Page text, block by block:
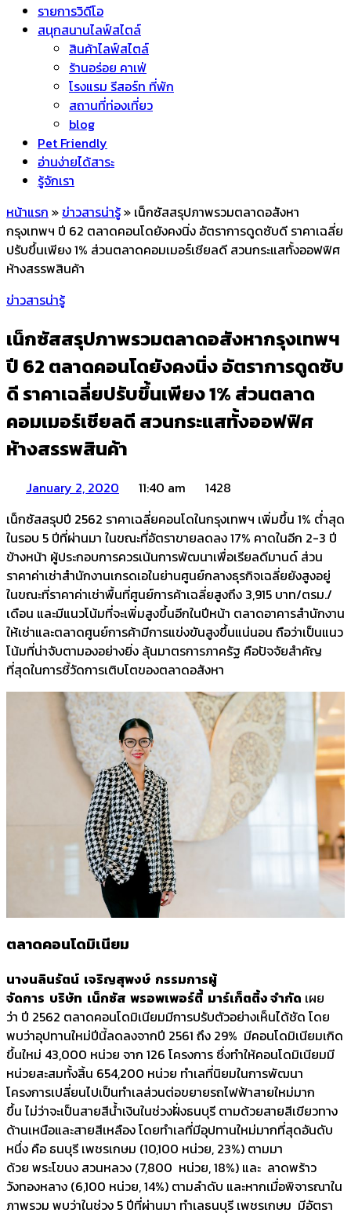
รายการวิดีโอ
สนุกสนานไลฟ์สไตล์
สินค้าไลฟ์สไตล์
ร้านอร่อย คาเฟ่
โรงแรม รีสอร์ท ที่พัก
สถานที่ท่องเที่ยว
blog
Pet Friendly
อ่านง่ายได้สาระ
รู้จักเรา
หน้าแรก »ข่าวสารน่ารู้» เน็กซัสสรุปภาพรวมตลาดอสังหา
กรุงเทพฯ ปี 62 ตลาดคอนโดยังคงนิ่ง อัตราการดูดซับดี ราคาเฉลี่ย
ปรับขึ้นเพียง 1% ส่วนตลาดคอมเมอร์เชียลดี สวนกระแสทั้งออฟฟิศ
ห้างสรรพสินค้า
ข่าวสารน่ารู้
เน็กซัสสรุปภาพรวมตลาดอสังหากรุงเทพฯ
ปี 62 ตลาดคอนโดยังคงนิ่ง อัตราการดูดซับ
ดี ราคาเฉลี่ยปรับขึ้นเพียง 1% ส่วนตลาด
คอมเมอร์เชียลดี สวนกระแสทั้งออฟฟิศ
ห้างสรรพสินค้า
January 2, 2020 11:40 am
1428
เน็กซัสสรุปปี 2562 ราคาเฉลี่ยคอนโดในกรุงเทพฯ เพิ่มขึ้น 1% ต่ำสุด
ในรอบ 5 ปีที่ผ่านมา ในขณะที่อัตราขายลดลง 17% คาดในอีก 2-3 ปี
ข้างหน้า ผู้ประกอบการควรเน้นการพัฒนาเพื่อเรียลดีมานด์ ส่วน
ราคาค่าเช่าสำนักงานเกรดเอในย่านศูนย์กลางธุรกิจเฉลี่ยยังสูงอยู่
ในขณะที่ราคาค่าเช่าพื้นที่ศูนย์การค้าเฉลี่ยสูงถึง 3,915 บาท/ตรม./
เดือน และมีแนวโน้มที่จะเพิ่มสูงขึ้นอีกในปีหน้า ตลาดอาคารสำนักงาน
ให้เช่าและตลาดศูนย์การค้ามีการแข่งขันสูงขึ้นแน่นอน ถือว่าเป็นแนว
โน้มที่น่าจับตามองอย่างยิ่ง ลุ้นมาตรการภาครัฐ คือปัจจัยสำคัญ
ที่สุดในการชี้วัดการเติบโตของตลาดอสังหา
ตลาดคอนโดมิเนียม
นางนลินรัตน์ เจริญสุพงษ์ กรรมการผู้
จัดการ บริษัท เน็กซัส พรอพเพอร์ตี้ มาร์เก็ตติ้ง จำกัด เผย
ว่า ปี 2562 ตลาดคอนโดมิเนียมมีการปรับตัวอย่างเห็นได้ชัด โดย
พบว่าอุปทานใหม่ปีนี้ลดลงจากปี 2561 ถึง 29% มีคอนโดมิเนียมเกิด
ขึ้นใหม่ 43,000 หน่วย จาก 126 โครงการ ซึ่งทำให้คอนโดมิเนียมมี
หน่วยสะสมทั้งสิ้น 654,200 หน่วย ทำเลที่นิยมในการพัฒนา
โครงการเปลี่ยนไปเป็นทำเลส่วนต่อขยายรถไฟฟ้าสายใหม่มาก
ขึ้น ไม่ว่าจะเป็นสายสีน้ำเงินในช่วงฝั่งธนบุรี ตามด้วยสายสีเขียวทาง
ด้านเหนือและสายสีเหลือง โดยทำเลที่มีอุปทานใหม่มากที่สุดอันดับ
หนึ่ง คือ ธนบุรี เพชรเกษม (10,100 หน่วย, 23%) ตามมา
ด้วย พระโขนง สวนหลวง (7,800 หน่วย, 18%) และ ลาดพร้าว
วังทองหลาง (6,100 หน่วย, 14%) ตามลำดับ และหากเมื่อพิจารณาใน
ภาพรวม พบว่าในช่วง 5 ปีที่ผ่านมา ทำเลธนบุรี เพชรเกษม มีอัตรา